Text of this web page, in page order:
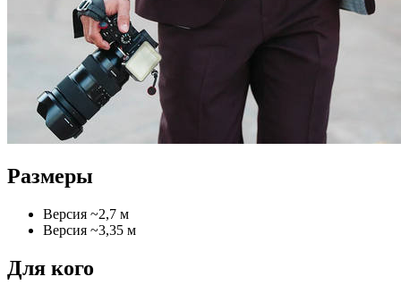
Размеры
Версия ~2,7 м
Версия ~3,35 м
Для кого